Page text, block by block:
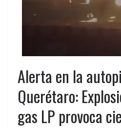
Alerta en la
Querétaro:
gas LP provoca